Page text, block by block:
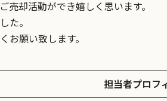
売却活動ができ嬉しく思います。
た。
お願い致します。
担当者プロフ